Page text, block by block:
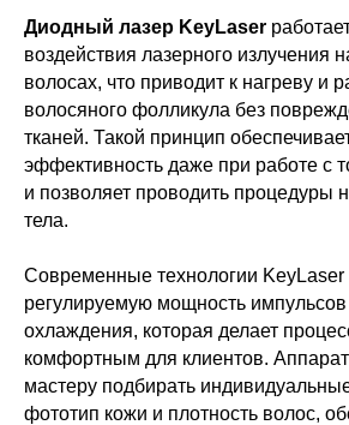
Диодный лазер KeyLaser
воздействия лазерного излучения
волосах, что приводит к нагреву и
волосяного фолликула без
тканей. Такой принцип
эффективность даже при работе с
и позволяет проводить процедуры
тела.
Современные технологии
регулируемую мощность импульсов
охлаждения, которая делает
комфортным для клиентов.
мастеру подбирать
фототип кожи и плотность волос,